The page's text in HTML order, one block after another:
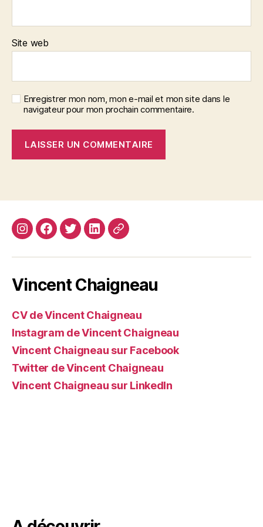
Site web
Enregistrer mon nom, mon e-mail et mon site dans le
navigateur pour mon prochain commentaire.
InstagramFacebook
TwitterLinkedin
Site
Vincent Chaigneau
CV de Vincent Chaigneau
Instagram de Vincent Chaigneau
Vincent Chaigneau sur Facebook
Twitter de Vincent Chaigneau
Vincent Chaigneau sur LinkedIn